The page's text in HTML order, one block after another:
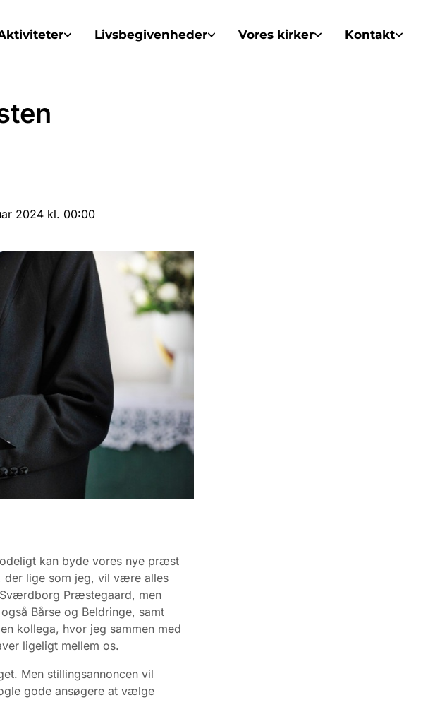
Livsbegivenheder Vores kirker Kontakt
2024 kl. 00:00
kan byde vores nye præst
lige som jeg, vil være alles
Præstegaard, men
Bårse og Beldringe, samt
kollega, hvor jeg sammen med
ligeligt mellem os.
Men stillingsannoncen vil
gode ansøgere at vælge